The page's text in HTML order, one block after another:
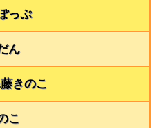
っぷ
ん
きのこ
こ